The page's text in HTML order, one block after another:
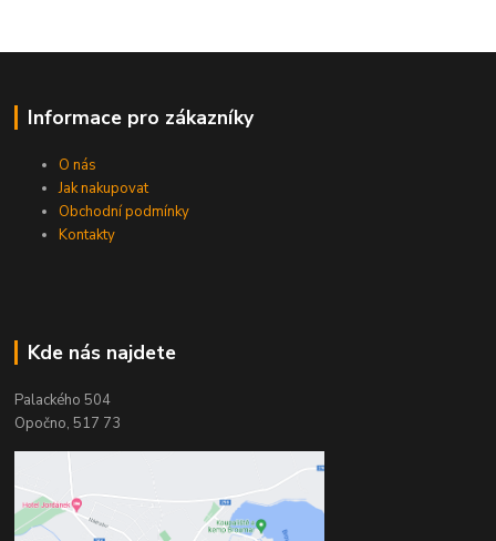
Informace pro zákazníky
O nás
Jak nakupovat
Obchodní podmínky
Kontakty
Kde nás najdete
Palackého 504
Opočno, 517 73